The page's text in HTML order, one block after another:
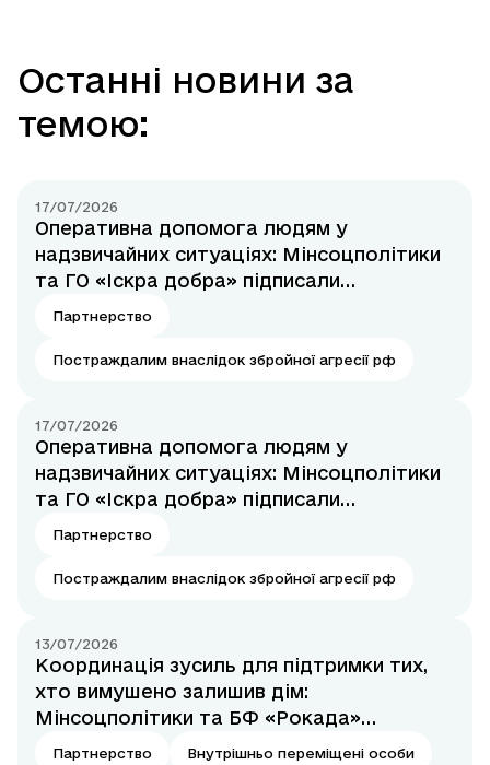
Останні новини за
темою:
17/07/2026
Оперативна допомога людям у
надзвичайних ситуаціях: Мінсоцполітики
та ГО «Іскра добра» підписали
Партнерство
Постраждалим внаслідок збройної агресії рф
17/07/2026
Оперативна допомога людям у
надзвичайних ситуаціях: Мінсоцполітики
та ГО «Іскра добра» підписали
Партнерство
Постраждалим внаслідок збройної агресії рф
13/07/2026
Координація зусиль для підтримки тих,
хто вимушено залишив дім:
Мінсоцполітики та БФ «Рокада»
Партнерство Внутрішньо переміщені особи